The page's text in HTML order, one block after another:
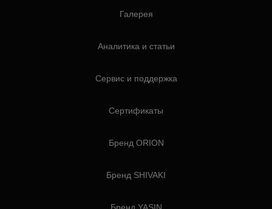
Галерея
Аналитика и статьи
Сервис и поддержка
Сертификаты
Бренд ORION
Бренд SHIVAKI
Бренд YASIN